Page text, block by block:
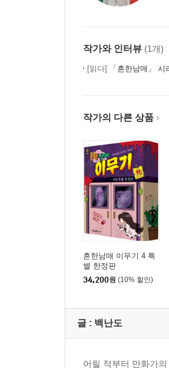
작가와 인터뷰 (1개)
[읽다] 「흔한남매」
작가의 다른 상품
흔한남매 이무기 4 특
별 한정판
34,200원 (10% 할인)
글 : 백난도
어릴 적부터 만화가